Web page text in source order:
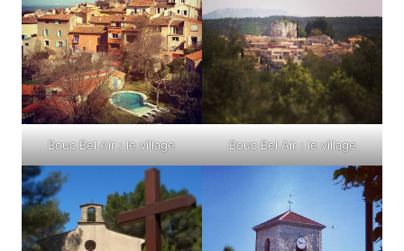
Bouc Bel Air : le village Bouc Bel Air : le village